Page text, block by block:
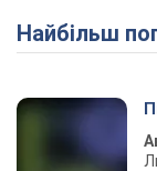
Найбільш